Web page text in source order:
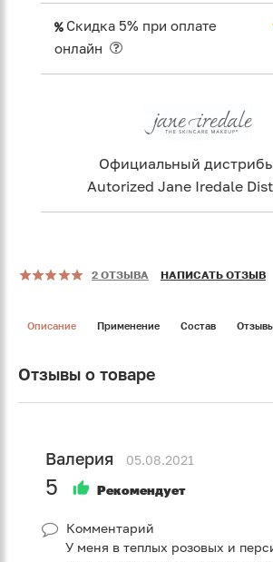
Скидка 5% при оплате
онлайн
Официальный
Autorized Jane Iredale
2 ОТЗЫВА НАПИСАТЬ ОТЗЫВ
Описание Применение Состав
Отзывы о товаре
Валерия 05.08.2021
5 Рекомендует
Комментарий
У меня в теплых розовых и